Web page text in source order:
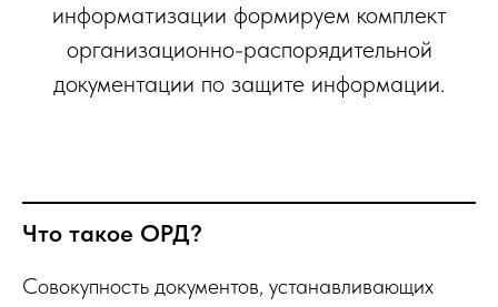
информатизации формируем комплект
организационно-распорядительной
документации по защите информации.
Что такое ОРД?
Совокупность документов, устанавливающих